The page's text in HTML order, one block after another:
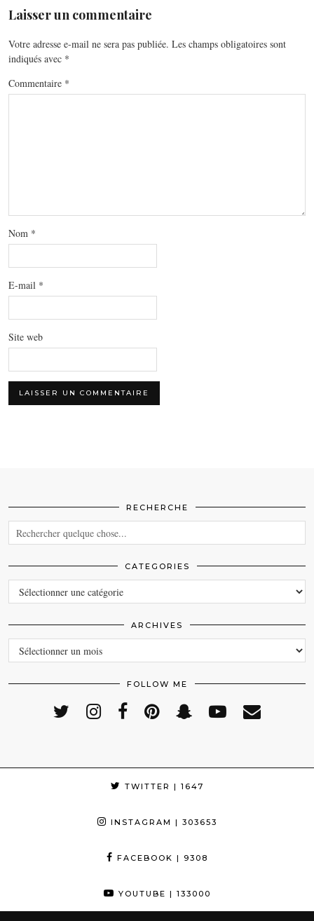
Laisser un commentaire
Votre adresse e-mail ne sera pas publiée. Les champs obligatoires sont
indiqués avec *
Commentaire *
Nom *
E-mail *
Site web
RECHERCHE
CATEGORIES
CATEGORIES
ARCHIVES
ARCHIVES
FOLLOW ME
TWITTER | 1647
INSTAGRAM | 303653
FACEBOOK | 9308
YOUTUBE | 133000